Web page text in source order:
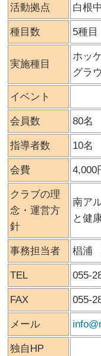
活動拠点 白根
種目数 5種目
実施種目
ホッ
グラ
イベント
会員数 80名
指導者数 10名
会費 4,000
クラブの理
念・運営方
針
南ア
と健
事務担当者 椙浦
TEL 055-
FAX 055-
メール
独自HP